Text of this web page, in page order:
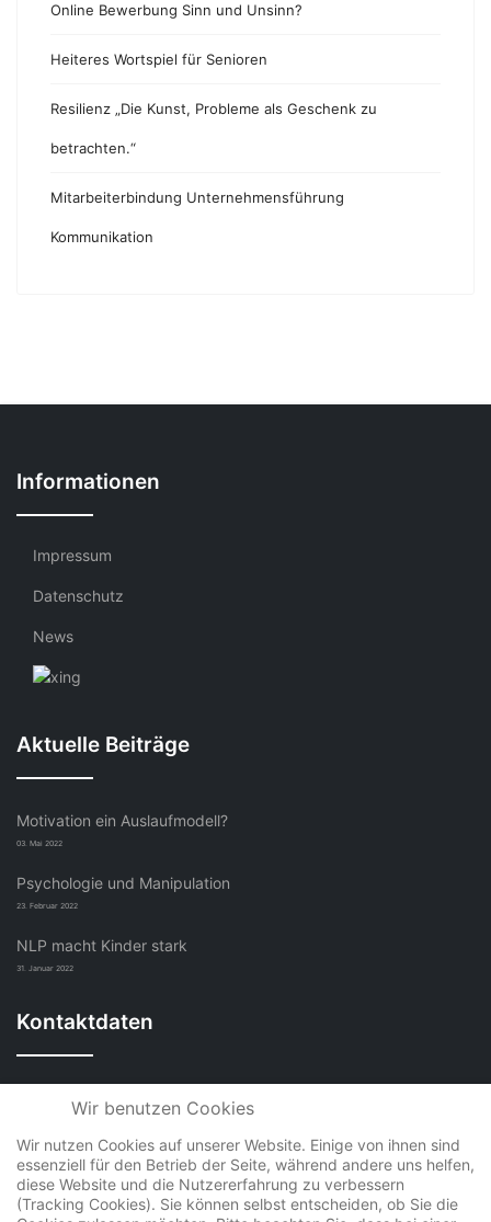
Online Bewerbung Sinn und Unsinn?
Heiteres Wortspiel für Senioren
Resilienz „Die Kunst, Probleme als Geschenk zu
betrachten.“
Mitarbeiterbindung Unternehmensführung
Kommunikation
Informationen
Impressum
Datenschutz
News
Aktuelle Beiträge
Motivation ein Auslaufmodell?
03. Mai 2022
Psychologie und Manipulation
23. Februar 2022
NLP macht Kinder stark
31. Januar 2022
Kontaktdaten
COM-INSTITUT Sabine Hengst
Mühlweg 13, 01662 Meißen
+49 (0)3521 4070431
Wir benutzen Cookies
Wir nutzen Cookies auf unserer Website. Einige von ihnen sind
essenziell für den Betrieb der Seite, während andere uns helfen,
diese Website und die Nutzererfahrung zu verbessern
(Tracking Cookies). Sie können selbst entscheiden, ob Sie die